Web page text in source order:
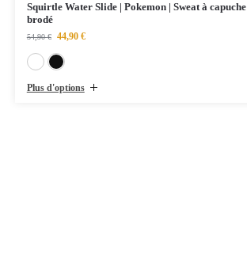
Squirtle Water Slide | Pokemon | Sweat à capuche
brodé
54,90€ 44,90 €
Plus d'options